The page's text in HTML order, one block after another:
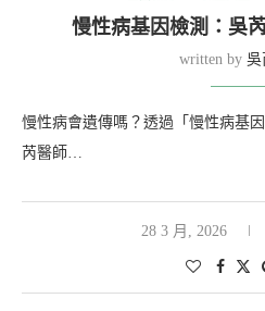
慢性病基因檢測：吳
written by 吳
慢性病會遺傳嗎？透過「慢性病基
芮醫師…
28 3 月, 2026